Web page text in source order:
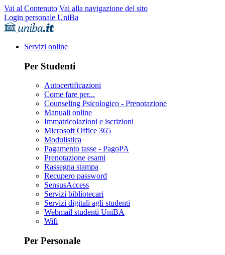
Vai al Contenuto Vai alla navigazione del sito
Login personale UniBa
Servizi online
Per Studenti
Autocertificazioni
Come fare per...
Counseling Psicologico - Prenotazione
Manuali online
Immatricolazioni e iscrizioni
Microsoft Office 365
Modulistica
Pagamento tasse - PagoPA
Prenotazione esami
Rassegna stampa
Recupero password
SensusAccess
Servizi bibliotecari
Servizi digitali agli studenti
Webmail studenti UniBA
Wifi
Per Personale